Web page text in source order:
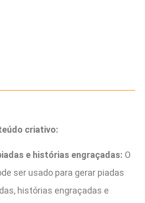
criativo:
e histórias engraçadas: O
ser usado para gerar piadas
histórias engraçadas e